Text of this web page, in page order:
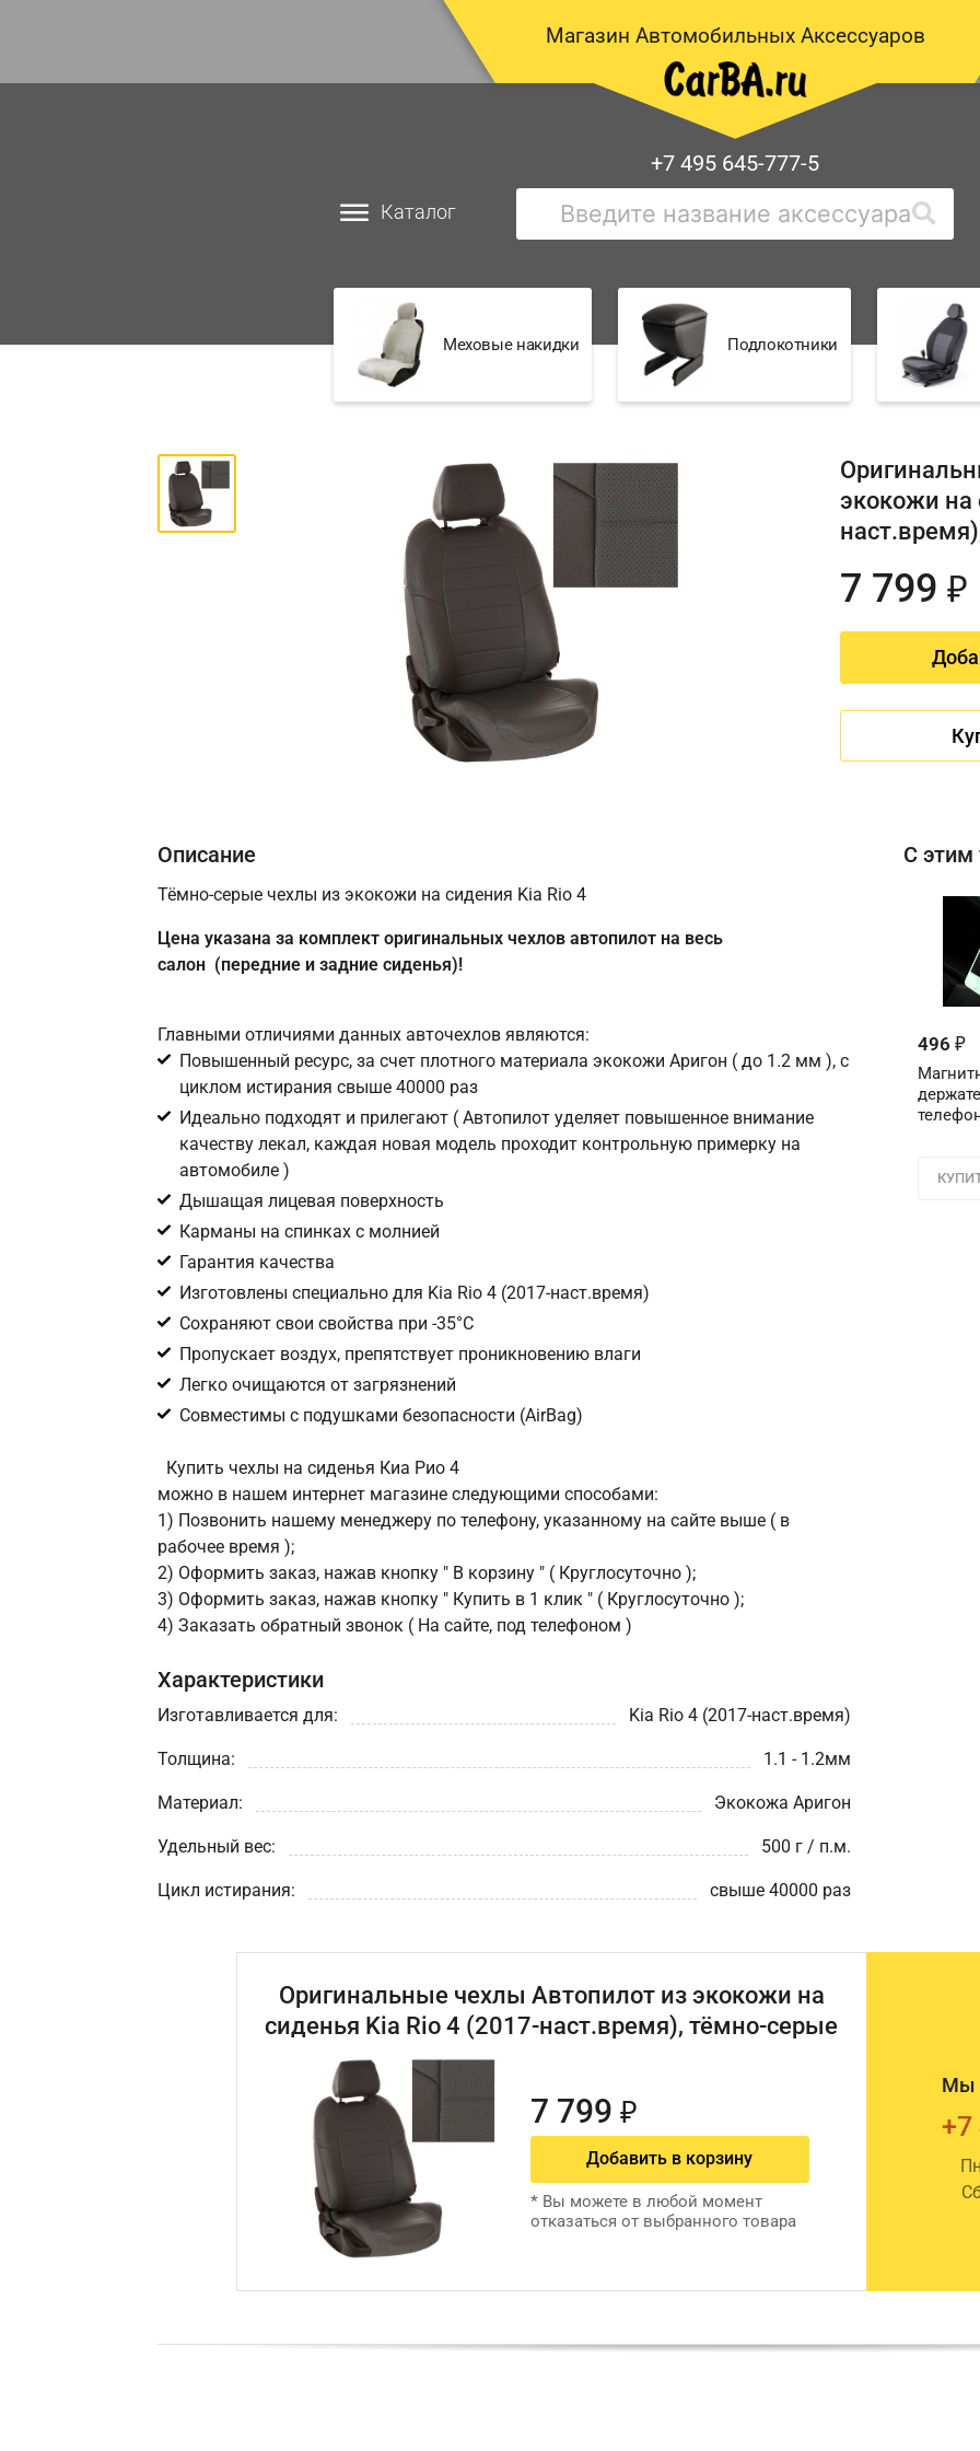
Магазин Автомобильных Аксессуаров
Каталог
+7 495 645-777-5
Меховые накидки Подлокотники
экокожи на
7 799₽
Телефон*
Соглашение об
Для
персональных
в поле ниже
Описание
Тёмно-серые чехлы из экокожи на сидения Kia Rio 4
Цена указана за комплект оригинальных чехлов автопилот на весь
салон (передние и задние сиденья)!
Главными отличиями данных авточехлов являются:
Повышенный ресурс, за счет плотного материала экокожи Аригон ( до 1.2 мм ), с
циклом истирания свыше 40000 раз
Идеально подходят и прилегают ( Автопилот уделяет повышенное внимание
качеству лекал, каждая новая модель проходит контрольную примерку на
автомобиле )
Дышащая лицевая поверхность
Карманы на спинках с молнией
Гарантия качества
Изготовлены специально для Kia Rio 4 (2017-наст.время)
Сохраняют свои свойства при -35°С
Пропускает воздух, препятствует проникновению влаги
Легко очищаются от загрязнений
Совместимы с подушками безопасности (AirBag)
Купить чехлы на сиденья Киа Рио 4
можно в нашем интернет магазине следующими способами:
1) Позвонить нашему менеджеру по телефону, указанному на сайте выше ( в
рабочее время );
2) Оформить заказ, нажав кнопку " В корзину " ( Круглосуточно );
3) Оформить заказ, нажав кнопку " Купить в 1 клик " ( Круглосуточно );
4) Заказать обратный звонок ( На сайте, под телефоном )
Характеристики
Изготавливается для: Kia Rio 4 (2017-наст.время)
Толщина: 1.1 - 1.2мм
Материал: Экокожа Аригон
Удельный вес: 500 г / п.м.
Цикл истирания: свыше 40000 раз
С этим
496 ₽
Мы
+7
Оригинальные чехлы Автопилот из экокожи на
сиденья Kia Rio 4 (2017-наст.время), тёмно-серые
7 799 ₽
Добавить в корзину
*Вы можете в любой момент
отказаться от выбранного товара